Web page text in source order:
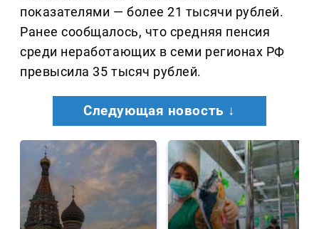
показателями — более 21 тысячи рублей.
Ранее сообщалось, что средняя пенсия
среди неработающих в семи регионах РФ
превысила 35 тысяч рублей.
Следующая новость ↓